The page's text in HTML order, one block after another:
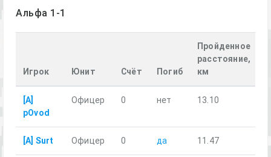
Альфа 1-1
Игрок Юнит Счёт Погиб
Пройденное
расстояние,
км
[A]
pOvod
Офицер 0 нет 13.10
[A] Surt Офицер 0 да 11.47